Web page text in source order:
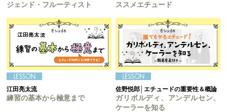
ジェンド・フルーティスト
ススメエチュード
江田亮太流
練習の基本から極意まで
佐野悦郎│エチュードの重要性＆概論
ガリボルディ、アンデルセン、
ケーラーを知る